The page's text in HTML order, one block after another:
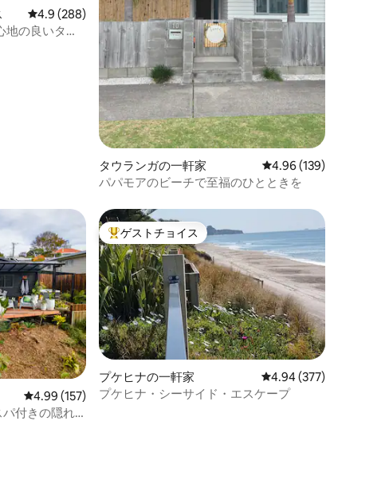
価 レビュー288件、5つ星中4.9つ星の平均評価
4.9 (288)
の良いタイ
タウランガの一軒家 レビュー139件、5つ
4.96 (139)
パパモアのビーチで至福のひとときを
価
。
レビュー157件、5つ星中4.99つ星の平均評価
4.99 (157)
付きの隠れ
大好評のゲストチョイスです。
ゲストチョイス
プケヒナの一軒家 レビュー377件、5つ
4.94 (377)
プケヒナ・シーサイド・エスケープ